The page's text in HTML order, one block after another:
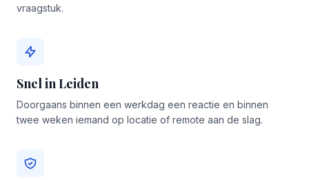
vraagstuk.
Snel in Leiden
Doorgaans binnen een werkdag een reactie en binnen
twee weken iemand op locatie of remote aan de slag.